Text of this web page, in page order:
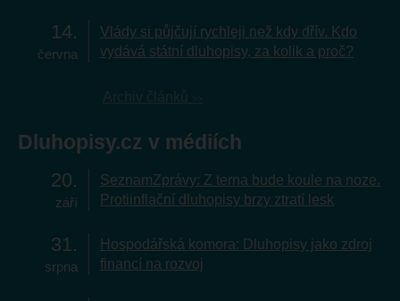
14
června
Vlády si půjčují rychleji než kdy dřív. Kdo
vydává státní dluhopisy, za kolik a proč?
Dluhopisy.cz v médiích
20
září
SeznamZprávy: Z terna bude koule na noze.
Protiinflační dluhopisy brzy ztratí lesk
31
srpna
Hospodářská komora: Dluhopisy jako zdroj
financí na rozvoj